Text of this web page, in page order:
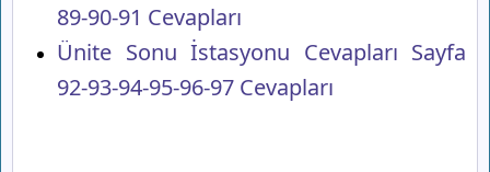
89-90-91 Cevapları
Ünite Sonu İstasyonu Cevapları Sayfa
92-93-94-95-96-97 Cevapları